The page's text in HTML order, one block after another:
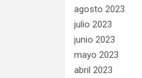
agosto 2023
julio 2023
junio 2023
mayo 2023
abril 2023